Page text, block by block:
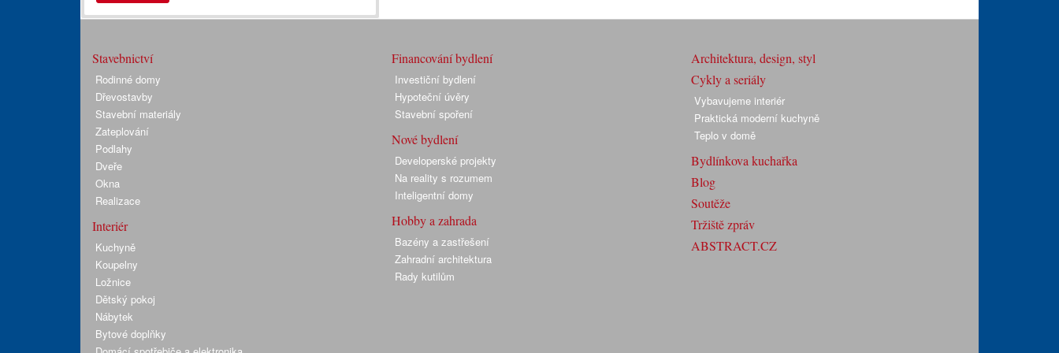
Stavebnictví
Rodinné domy
Dřevostavby
Stavební materiály
Zateplování
Podlahy
Dveře
Okna
Realizace
Interiér
Kuchyně
Koupelny
Ložnice
Dětský pokoj
Nábytek
Bytové doplňky
Financování bydlení
Investiční bydlení
Hypoteční úvěry
Stavební spoření
Nové bydlení
Developerské projekty
Na reality s rozumem
Inteligentní domy
Hobby a zahrada
Bazény a zastřešení
Zahradní architektura
Rady kutilům
Architektura, design, styl
Cykly a seriály
Vybavujeme interiér
Praktická moderní kuchyně
Teplo v domě
Bydlínkova kuchařka
Blog
Soutěže
Tržiště zpráv
ABSTRACT.CZ